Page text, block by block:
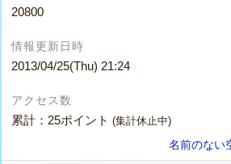
20800
情報更新日時
2013/04/25(Thu) 21:24
アクセス数
累計：25ポイント(集計休止中)
名前のない